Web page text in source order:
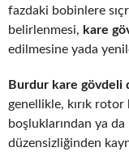
fazdaki bobinlere
belirlenmesi, kare
edilmesine yada
Burdur kare gövdeli
genellikle, kırık
boşluklarından ya
düzensizliğinden